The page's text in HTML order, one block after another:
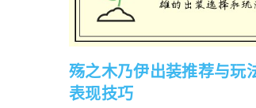
殇之木乃伊出装推荐与玩
表现技巧